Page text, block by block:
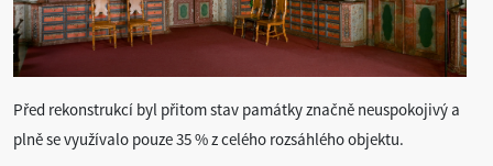
Před rekonstrukcí byl přitom stav památky značně neuspokojivý a
plně se využívalo pouze 35 % z celého rozsáhlého objektu.